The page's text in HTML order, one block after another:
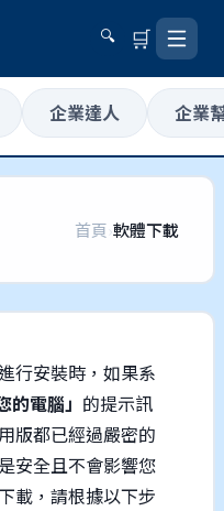
🔍 🛒
企業達人 企業
首頁›軟體下載
行安裝時，如果系
電腦」 的提示訊
版都已經過嚴密的
安全且不會影響您
載，請根據以下步